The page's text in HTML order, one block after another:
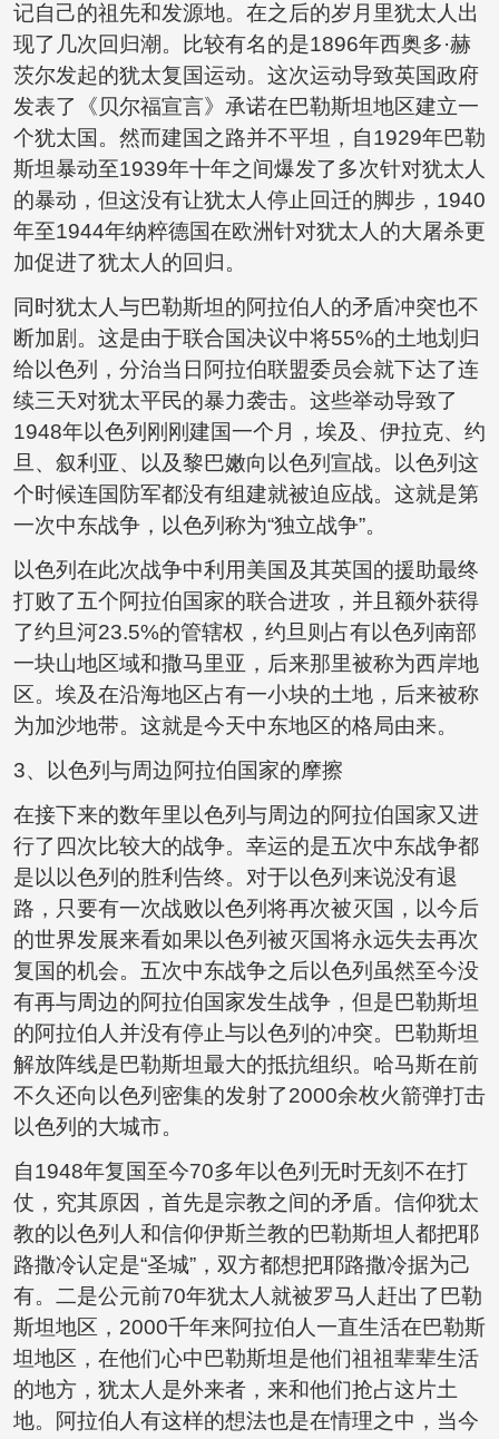
记自己的祖先和发源地。在之后的岁月里犹太人出
现了几次回归潮。比较有名的是1896年西奥多·赫
茨尔发起的犹太复国运动。这次运动导致英国政府
发表了《贝尔福宣言》承诺在巴勒斯坦地区建立一
个犹太国。然而建国之路并不平坦，自1929年巴勒
斯坦暴动至1939年十年之间爆发了多次针对犹太人
的暴动，但这没有让犹太人停止回迁的脚步，1940
年至1944年纳粹德国在欧洲针对犹太人的大屠杀更
加促进了犹太人的回归。
同时犹太人与巴勒斯坦的阿拉伯人的矛盾冲突也不
断加剧。这是由于联合国决议中将55%的土地划归
给以色列，分治当日阿拉伯联盟委员会就下达了连
续三天对犹太平民的暴力袭击。这些举动导致了
1948年以色列刚刚建国一个月，埃及、伊拉克、约
旦、叙利亚、以及黎巴嫩向以色列宣战。以色列这
个时候连国防军都没有组建就被迫应战。这就是第
一次中东战争，以色列称为“独立战争”。
以色列在此次战争中利用美国及其英国的援助最终
打败了五个阿拉伯国家的联合进攻，并且额外获得
了约旦河23.5%的管辖权，约旦则占有以色列南部
一块山地区域和撒马里亚，后来那里被称为西岸地
区。埃及在沿海地区占有一小块的土地，后来被称
为加沙地带。这就是今天中东地区的格局由来。
3、以色列与周边阿拉伯国家的摩擦
在接下来的数年里以色列与周边的阿拉伯国家又进
行了四次比较大的战争。幸运的是五次中东战争都
是以以色列的胜利告终。对于以色列来说没有退
路，只要有一次战败以色列将再次被灭国，以今后
的世界发展来看如果以色列被灭国将永远失去再次
复国的机会。五次中东战争之后以色列虽然至今没
有再与周边的阿拉伯国家发生战争，但是巴勒斯坦
的阿拉伯人并没有停止与以色列的冲突。巴勒斯坦
解放阵线是巴勒斯坦最大的抵抗组织。哈马斯在前
不久还向以色列密集的发射了2000余枚火箭弹打击
以色列的大城市。
自1948年复国至今70多年以色列无时无刻不在打
仗，究其原因，首先是宗教之间的矛盾。信仰犹太
教的以色列人和信仰伊斯兰教的巴勒斯坦人都把耶
路撒冷认定是“圣城”，双方都想把耶路撒冷据为己
有。二是公元前70年犹太人就被罗马人赶出了巴勒
斯坦地区，2000千年来阿拉伯人一直生活在巴勒斯
坦地区，在他们心中巴勒斯坦是他们祖祖辈辈生活
的地方，犹太人是外来者，来和他们抢占这片土
地。阿拉伯人有这样的想法也是在情理之中，当今